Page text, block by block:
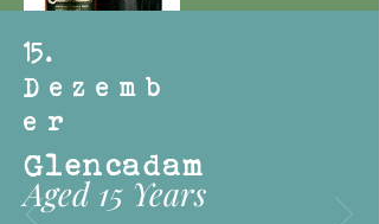
15.
Dezemb
er
Glencadam
Aged 15 Years